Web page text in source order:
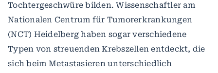
Tochtergeschwüre bilden. Wissenschaftler am
Nationalen Centrum für Tumorerkrankungen
(NCT) Heidelberg haben sogar verschiedene
Typen von streuenden Krebszellen entdeckt, die
sich beim Metastasieren unterschiedlich